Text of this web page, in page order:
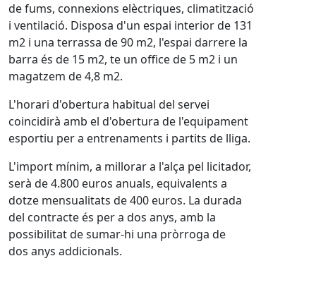
de fums, connexions elèctriques, climatització
i ventilació. Disposa d'un espai interior de 131
m2 i una terrassa de 90 m2, l'espai darrere la
barra és de 15 m2, te un office de 5 m2 i un
magatzem de 4,8 m2.
L'horari d'obertura habitual del servei
coincidirà amb el d'obertura de l'equipament
esportiu per a entrenaments i partits de lliga.
L'import mínim, a millorar a l'alça pel licitador,
serà de 4.800 euros anuals, equivalents a
dotze mensualitats de 400 euros. La durada
del contracte és per a dos anys, amb la
possibilitat de sumar-hi una pròrroga de
dos anys addicionals.